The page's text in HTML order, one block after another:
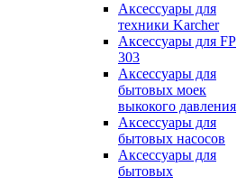
Аксессуары для
техники Karcher
Аксессуары для FP
303
Аксессуары для
бытовых моек
выкокого давления
Аксессуары для
бытовых насосов
Аксессуары для
бытовых